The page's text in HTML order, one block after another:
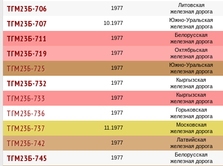
ТГМ23Б-706 1977
Литовская
железная дорога
ТГМ23Б-707 10.1977
Южно-Уральская
железная дорога
ТГМ23Б-711 1977
Белорусская
железная дорога
ТГМ23Б-719 1977
Октябрьская
железная дорога
ТГМ23Б-725 1977
Южно-Уральская
железная дорога
ТГМ23Б-732 1977
Кыргызская
железная дорога
ТГМ23Б-733 1977
Кыргызская
железная дорога
ТГМ23Б-736 1977
Горьковская
железная дорога
ТГМ23Б-737 11.1977
Московская
железная дорога
ТГМ23Б-742 1977
Латвийская
железная дорога
ТГМ23Б-745 1977
Белорусская
железная дорога